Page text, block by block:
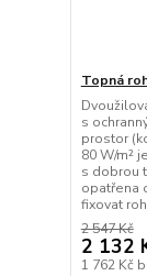
Topná
s
prostor
80 W/m²
s dobrou
opatřena
fixovat
2 547 Kč
2 132
1 762 Kč